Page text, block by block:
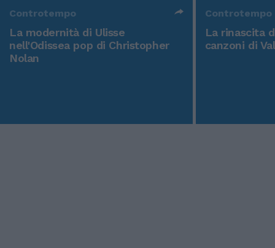
Controtempo
La modernità di Ulisse
nell'Odissea pop di Christopher
Nolan
Controtempo
La rinascita
canzoni di